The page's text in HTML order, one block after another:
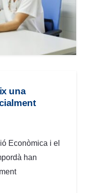
una
Econòmica i el
han